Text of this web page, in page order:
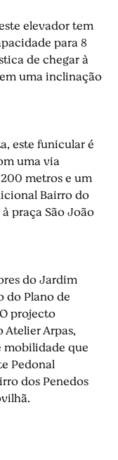
elevador tem
para 8
de chegar à
uma inclinação
este funicular é
uma via
metros e um
Bairro do
praça São João
do Jardim
do Plano de
projecto
Arpas,
mobilidade que
Pedonal
dos Penedos